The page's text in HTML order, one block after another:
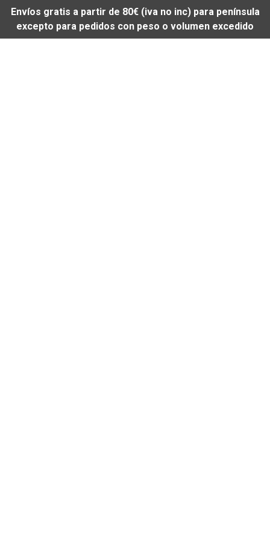
Envíos gratis a partir de 80€ (iva no inc) para península
excepto para pedidos con peso o volumen excedido